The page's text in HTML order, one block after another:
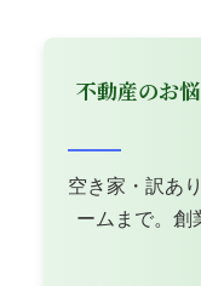
不動産のお
空き家・訳あ
ームまで。創